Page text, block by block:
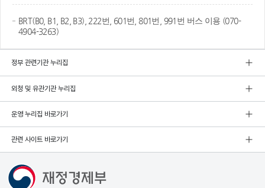
BRT(B0, B1, B2, B3), 222번, 601번, 801번, 991번 버스 이용 (070-
4904-3263)
정부 관련기관 누리집
외청 및 유관기관 누리집
운영 누리집 바로가기
관련 사이트 바로가기